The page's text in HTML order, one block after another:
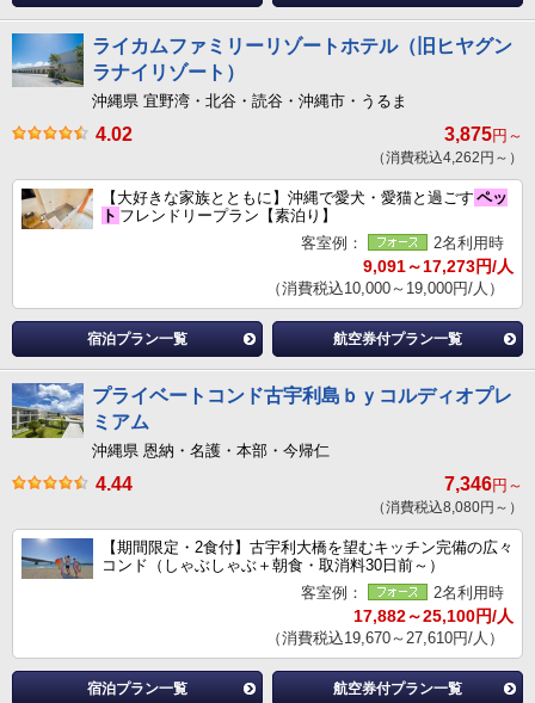
ライカムファミリーリゾートホテル（旧ヒヤグン
ラナイリゾート）
沖縄県 宜野湾・北谷・読谷・沖縄市・うるま
4.02 3,875円～
（消費税込4,262円～）
【大好きな家族とともに】沖縄で愛犬・愛猫と過ごす ペッ
ト フレンドリープラン【素泊り】
客室例：
2名利用時
9,091～17,273円/人
（消費税込10,000～19,000円/人）
宿泊プラン一覧 航空券付プラン一覧
プライベートコンド古宇利島ｂｙコルディオプレ
ミアム
沖縄県 恩納・名護・本部・今帰仁
4.44 7,346円～
（消費税込8,080円～）
【期間限定・2食付】古宇利大橋を望むキッチン完備の広々
コンド（しゃぶしゃぶ＋朝食・取消料30日前～）
客室例：
2名利用時
17,882～25,100円/人
（消費税込19,670～27,610円/人）
宿泊プラン一覧 航空券付プラン一覧